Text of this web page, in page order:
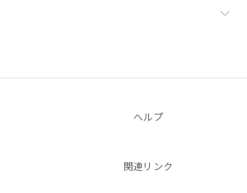
ヘルプ
関連リンク